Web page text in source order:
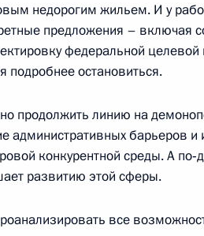
18:53 Ново-Огарево
года, вторник
с Главой Республики Коми
19:54 Ново-Огарево
недорогим жильем. И у
предложения – включая
федеральной
подробнее остановиться.
продолжить линию на
административных барьеров
конкурентной среды. А
развитию этой сферы.
все